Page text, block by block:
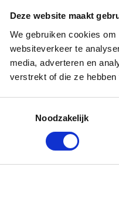
Deze website maakt
We gebruiken cookies
websiteverkeer te
media, adverteren en
verstrekt of die ze
Noodzakelijk